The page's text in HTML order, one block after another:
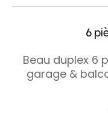
6
Beau duplex 6
garage &